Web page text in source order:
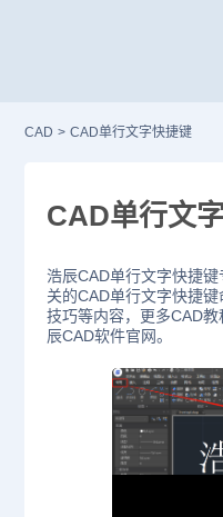
CAD > CAD单行文字快捷键
CAD单行文
浩辰CAD单行文字快捷
关的CAD单行文字快捷
技巧等内容，更多CAD
辰CAD软件官网。